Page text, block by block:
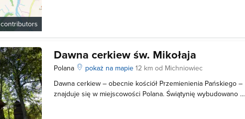
contributors
Dawna cerkiew św. Mikołaja
Polana pokaż na mapie12 km od Michniowiec
Dawna cerkiew – obecnie kościół Przemienienia Pańskiego –
znajduje się w miejscowości Polana. Świątynię wybudowano w